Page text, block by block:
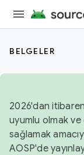
BELGELER
2026'dan
uyumlu olmak ve
sağlamak
AOSP'de